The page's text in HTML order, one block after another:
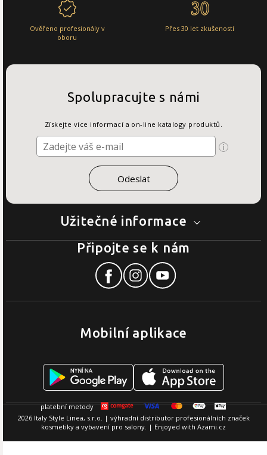
Ověřeno profesionály v
oboru
Přes 30 let zkušeností
Užitečné informace
Spolupracujte s námi
Získejte více informací a on-line katalogy produktů.
Mobilní aplikace
Připojte se k nám
2026 Italy Style Linea, s.r.o. | výhradní distributor profesionálních značek
kosmetiky a vybavení pro salony. | Enjoyed with Azami.cz